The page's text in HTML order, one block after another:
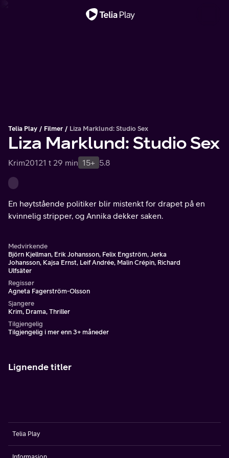
Telia Play Filmer Liza Marklund: Studio Sex
Liza Marklund: Studio Sex
Krim20121 t 29 min 15+ 5.8
En høytstående politiker blir mistenkt for drapet på en
kvinnelig stripper, og Annika dekker saken.
Medvirkende
Björn Kjellman, Erik Johansson, Felix Engström, Jerka
Johansson, Kajsa Ernst, Leif Andrée, Malin Crépin, Richard
Ulfsäter
Regissør
Agneta Fagerström-Olsson
Sjangere
Krim, Drama, Thriller
Tilgjengelig
Tilgjengelig i mer enn 3+ måneder
Lignende titler
Telia Play